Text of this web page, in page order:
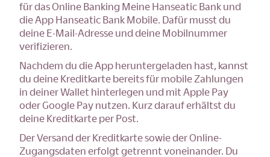
für das Online Banking Meine Hanseatic Bank und
die App Hanseatic Bank Mobile. Dafür musst du
deine E-Mail-Adresse und deine Mobilnummer
verifizieren.
Nachdem du die App heruntergeladen hast, kannst
du deine Kreditkarte bereits für mobile Zahlungen
in deiner Wallet hinterlegen und mit Apple Pay
oder Google Pay nutzen. Kurz darauf erhältst du
deine Kreditkarte per Post.
Der Versand der Kreditkarte sowie der Online-
Zugangsdaten erfolgt getrennt voneinander. Du